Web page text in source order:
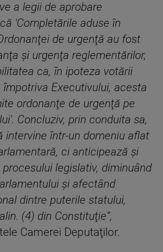
a legii de aprobare
'Completările aduse în
de urgenţă au fost
şi urgenţa reglementărilor,
ca, în ipoteza votării
Executivului, acesta
ordonanţe de urgenţă pe
Concluziv, prin conduita sa,
intervine într-un domeniu aflat
ci anticipează şi
legislativ, diminuând
şi afectând
dintre puterile statului,
(4) din Constituţie”,
Camerei Deputaţilor.